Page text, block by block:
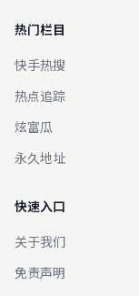
热门栏目
快手热搜
热点追踪
炫富瓜
永久地址
快速入口
关于我们
免责声明